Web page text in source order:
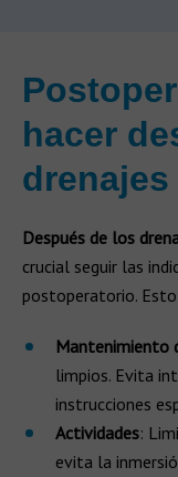
hacer
Después de los
crucial seguir las
postoperatorio.
Mantenimiento
limpios. Evita
instrucciones
Actividades:
evita la